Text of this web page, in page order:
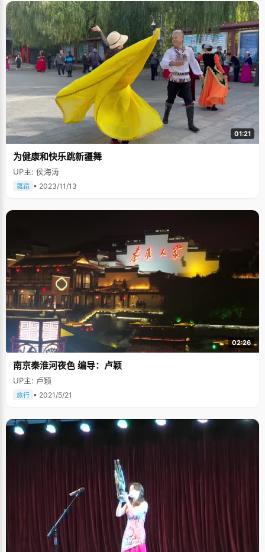
中，刘更城的笔试、面试总成绩位居榜首，在参加考试的340名学生中，一
举摘得江、浙、沪三省（市）状元。所以在高考前，他已经拿到了清华大学
自动化系的录取通知书。 在南京师大附中校园里，刘更城是一个几乎所
有师生都耳熟能详的名字。因为在高中3年里，他取得的成绩实在令人侧目。
2004年获得全国高中学生化学竞赛江苏赛区一等奖（有保送资格）、2005
年获全国高中学生物理竞赛江苏赛区一等奖（有保送资格）、2005年获全国
高中学生数学联赛江苏赛区一等奖…… 刘更城是泰兴张桥人，初中就读
于张桥中学，初升高时被南京师大附中省招班录取。刘更城认为，自己的成
功得益于儿时养成的良好习惯，得益于父母严格而孜孜不倦的教诲。他的父
亲是一名退休小学教师，母亲在家务农。 这个家庭没有给他物质的享
受，但父母对他的要求却让他受益终身。 刚入学时，父亲对他写字方面
要求特别严格，手把手地教了他整整3年。刘更城说，父亲不光让他写出了一
手好字，更让他养成了“对待学习的一种态度，一种追求卓越、精益求精的精
神”。 来到附中后，刘更城如鱼得水。他积极参加体育节、科技节、合唱
节等各种活动，闲暇时间看自己喜欢的文学和历史书，《汉书》、《续资治
01:21
为健康和快乐跳新疆舞
UP主: 侯海涛
舞蹈 • 2023/11/13
02:26
南京秦淮河夜色 编导：卢颖
UP主: 卢颖
旅行 • 2021/5/21